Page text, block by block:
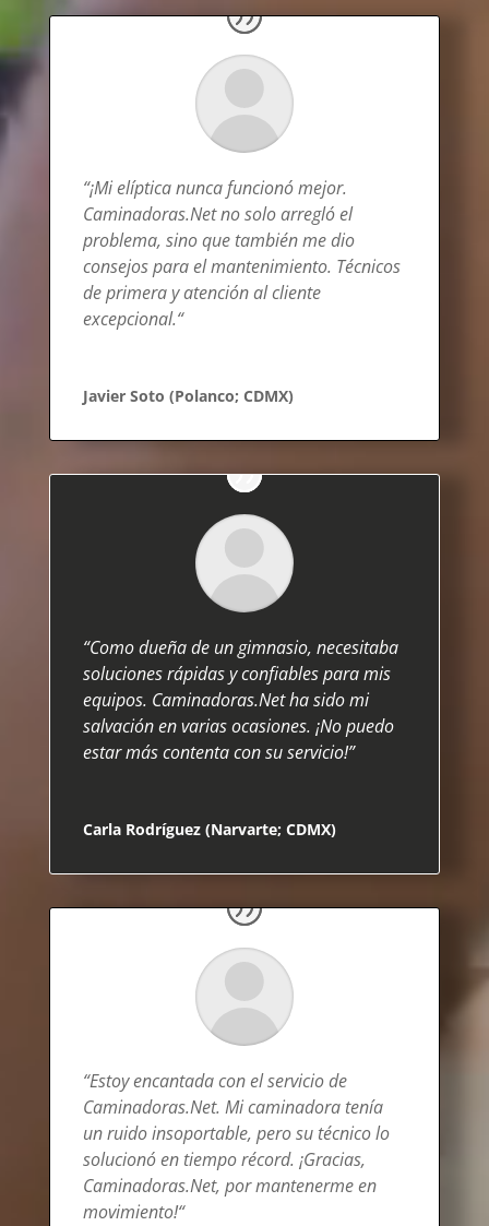
“¡Mi elíptica nunca funcionó mejor.
Caminadoras.Net no solo arregló el
problema, sino que también me dio
consejos para el mantenimiento. Técnicos
de primera y atención al cliente
excepcional.“
Javier Soto (Polanco; CDMX)
“Como dueña de un gimnasio, necesitaba
soluciones rápidas y confiables para mis
equipos. Caminadoras.Net ha sido mi
salvación en varias ocasiones. ¡No puedo
estar más contenta con su servicio!”
Carla Rodríguez (Narvarte; CDMX)
“Estoy encantada con el servicio de
Caminadoras.Net. Mi caminadora tenía
un ruido insoportable, pero su técnico lo
solucionó en tiempo récord. ¡Gracias,
Caminadoras.Net, por mantenerme en
movimiento!“